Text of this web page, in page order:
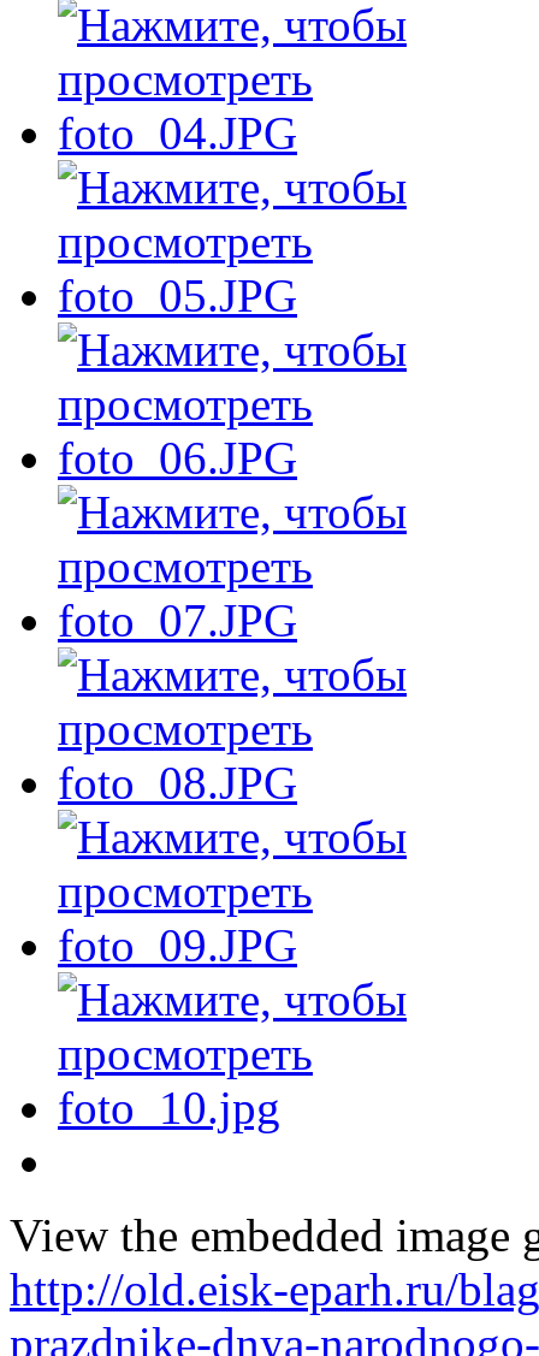
View the embedded image
http://old.eisk-eparh.ru/
prazdnike-dnya-